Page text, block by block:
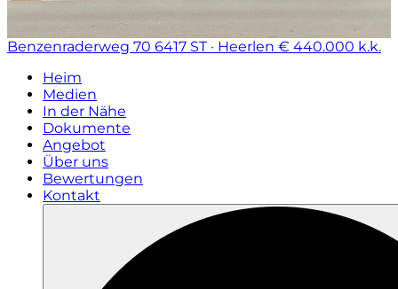
Benzenraderweg 70 6417 ST · Heerlen € 440.000 k.k.
Heim
Medien
In der Nähe
Dokumente
Angebot
Über uns
Bewertungen
Kontakt